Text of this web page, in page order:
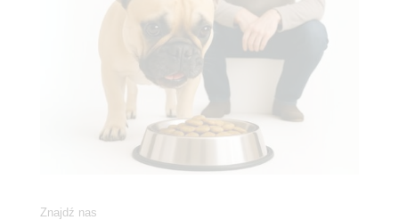
Znajdź nas